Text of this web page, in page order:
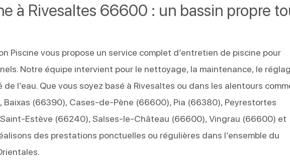
à Rivesaltes 66600 : un bassin propre
Piscine vous propose un service complet d’entretien de piscine pour
Notre équipe intervient pour le nettoyage, la maintenance, le
l’eau. Que vous soyez basé à Rivesaltes ou dans les alentours
Baixas (66390), Cases-de-Pène (66600), Pia (66380), Peyrestortes
Estève (66240), Salses-le-Château (66600), Vingrau (66600) et
des prestations ponctuelles ou régulières dans l’ensemble du